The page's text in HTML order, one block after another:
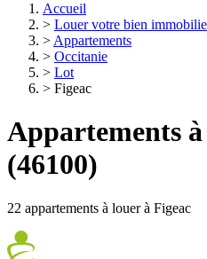
Accueil
> Louer votre bien
> Appartements
> Occitanie
> Lot
> Figeac
Appartements
(46100)
22 appartements à louer à Figeac